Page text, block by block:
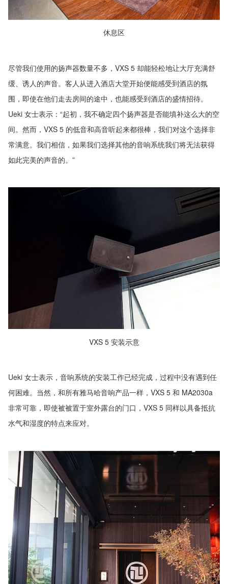
休息区
尽管我们使用的扬声器数量不多，VXS 5 却能轻松地让大厅充满舒
缓、诱人的声音。客人从进入酒店大堂开始便能感受到酒店的氛
围，即使在他们走去房间的途中，也能感受到酒店的盛情招待。
Ueki 女士表示：“起初，我不确定四个扬声器是否能填补这么大的空
间。然而，VXS 5 的低音和高音听起来都很棒，我们对这个选择非
常满意。我们相信，如果我们选择其他的音响系统我们将无法获得
如此完美的声音的。”
VXS 5 安装示意
Ueki 女士表示，音响系统的安装工作已经完成，过程中没有遇到任
何困难。当然，和所有雅马哈音响产品一样，VXS 5 和 MA2030a
非常可靠，即使被被置于室外露台的门口，VXS 5 同样以具备抵抗
水气和湿度的特点来应对。